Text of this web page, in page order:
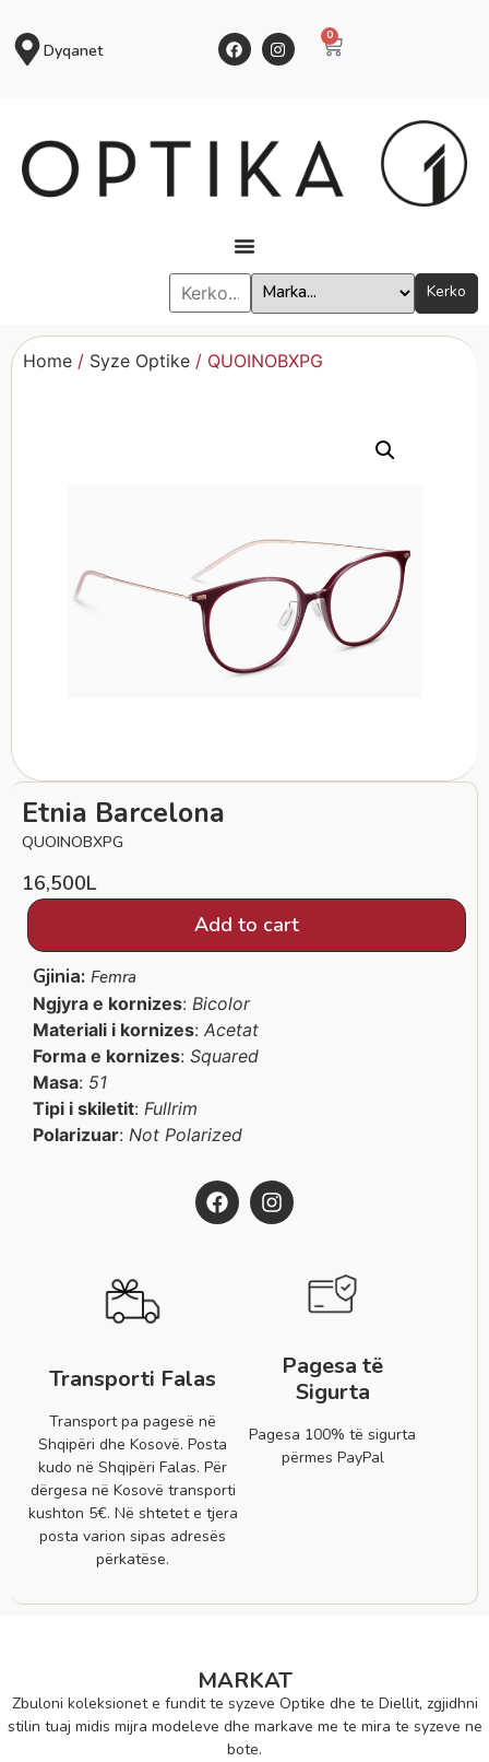
Dyqanet
0
Kerko
Home / Syze Optike / QUOINOBXPG
Etnia Barcelona
QUOINOBXPG
16,500L
Add to cart
Gjinia: Femra
Ngjyra e kornizes: Bicolor
Materiali i kornizes: Acetat
Forma e kornizes: Squared
Masa: 51
Tipi i skiletit: Fullrim
Polarizuar: Not Polarized
Transporti Falas
Transport pa pagesë në
Shqipëri dhe Kosovë. Posta
kudo në Shqipëri Falas. Për
dërgesa në Kosovë transporti
kushton 5€. Në shtetet e tjera
posta varion sipas adresës
përkatëse.
Pagesa të
Sigurta
Pagesa 100% të sigurta
përmes PayPal
MARKAT
Zbuloni koleksionet e fundit te syzeve Optike dhe te Diellit, zgjidhni
stilin tuaj midis mijra modeleve dhe markave me te mira te syzeve ne
bote.